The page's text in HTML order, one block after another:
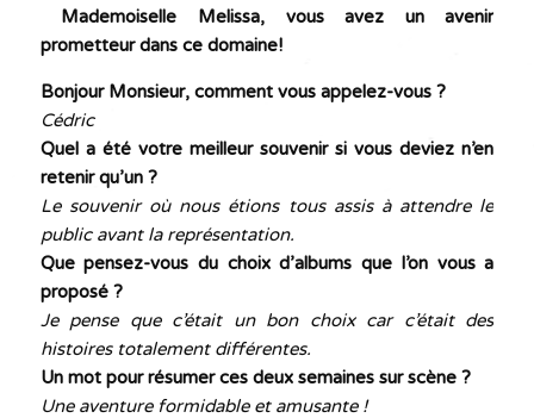
Mademoiselle Melissa, vous avez un avenir
prometteur dans ce domaine!
Bonjour Monsieur, comment vous appelez-vous ?
Cédric
Quel a été votre meilleur souvenir si vous deviez n’en
retenir qu’un ?
Le souvenir où nous étions tous assis à attendre le
public avant la représentation.
Que pensez-vous du choix d’albums que l’on vous a
proposé ?
Je pense que c’était un bon choix car c’était des
histoires totalement différentes.
Un mot pour résumer ces deux semaines sur scène ?
Une aventure formidable et amusante !